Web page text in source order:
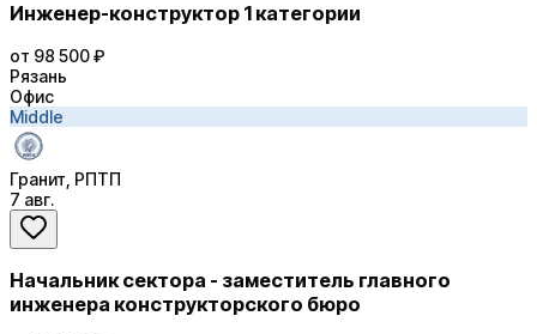
Инженер-конструктор 1 категории
от 98 500 ₽
Рязань
Офис
Middle
Гранит, РПТП
7 авг.
Начальник сектора - заместитель главного
инженера конструкторского бюро